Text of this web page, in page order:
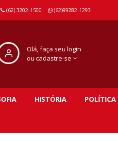
(62) 3202-1500 (62)99282-1293
Olá, faça seu login
ou cadastre-se
HISTÓRIA POLÍTICA